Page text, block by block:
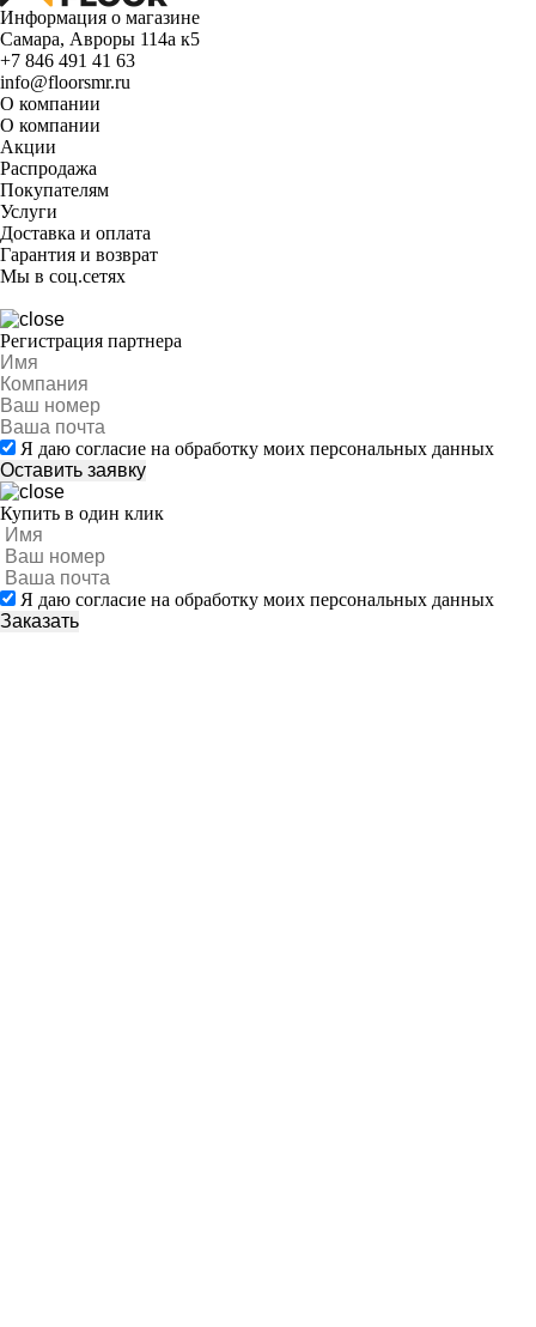
Информация о магазине
Самара, Авроры 114а к5
+7 846 491 41 63
info@floorsmr.ru
О компании
О компании
Акции
Распродажа
Покупателям
Услуги
Доставка и оплата
Гарантия и возврат
Мы в соц.сетях
Регистрация партнера
Я даю согласие на обработку моих персональных данных
Купить в один клик
Я даю согласие на обработку моих персональных данных